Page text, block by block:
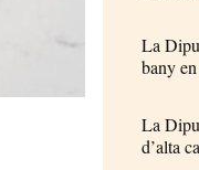
La
bany
La
d’alta